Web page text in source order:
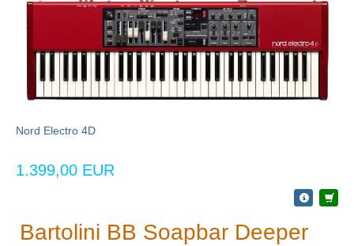
Nord Electro 4D
1.399,00 EUR
Bartolini BB Soapbar Deeper